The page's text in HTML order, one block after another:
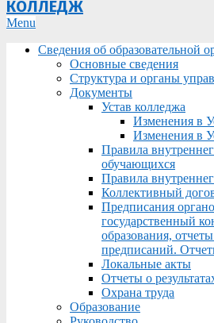
КОЛЛЕДЖ
Primary
Menu
Menu
Сведения об образовательной
Основные сведения
Структура и органы
Документы
Устав колледжа
Изменения в
Изменения в
Правила
обучающихся
Правила
Коллективный
Предписания
государственный
образования,
предписаний.
Локальные акты
Отчеты о
Охрана труда
Образование